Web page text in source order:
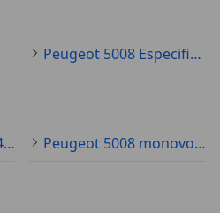
Peugeot 5008 Especificaciones técnicas
Peugeot 5008 SUV/4x4/pickup
Peugeot 5008 monovolumen